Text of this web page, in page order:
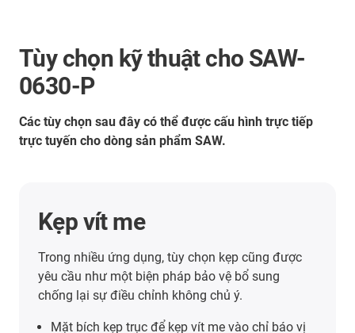
Tùy chọn kỹ thuật cho SAW-
0630-P
Các tùy chọn sau đây có thể được cấu hình trực tiếp
trực tuyến cho dòng sản phẩm SAW.
Kẹp vít me
Trong nhiều ứng dụng, tùy chọn kẹp cũng được
yêu cầu như một biện pháp bảo vệ bổ sung
chống lại sự điều chỉnh không chủ ý.
Mặt bích kẹp trục để kẹp vít me vào chỉ báo vị